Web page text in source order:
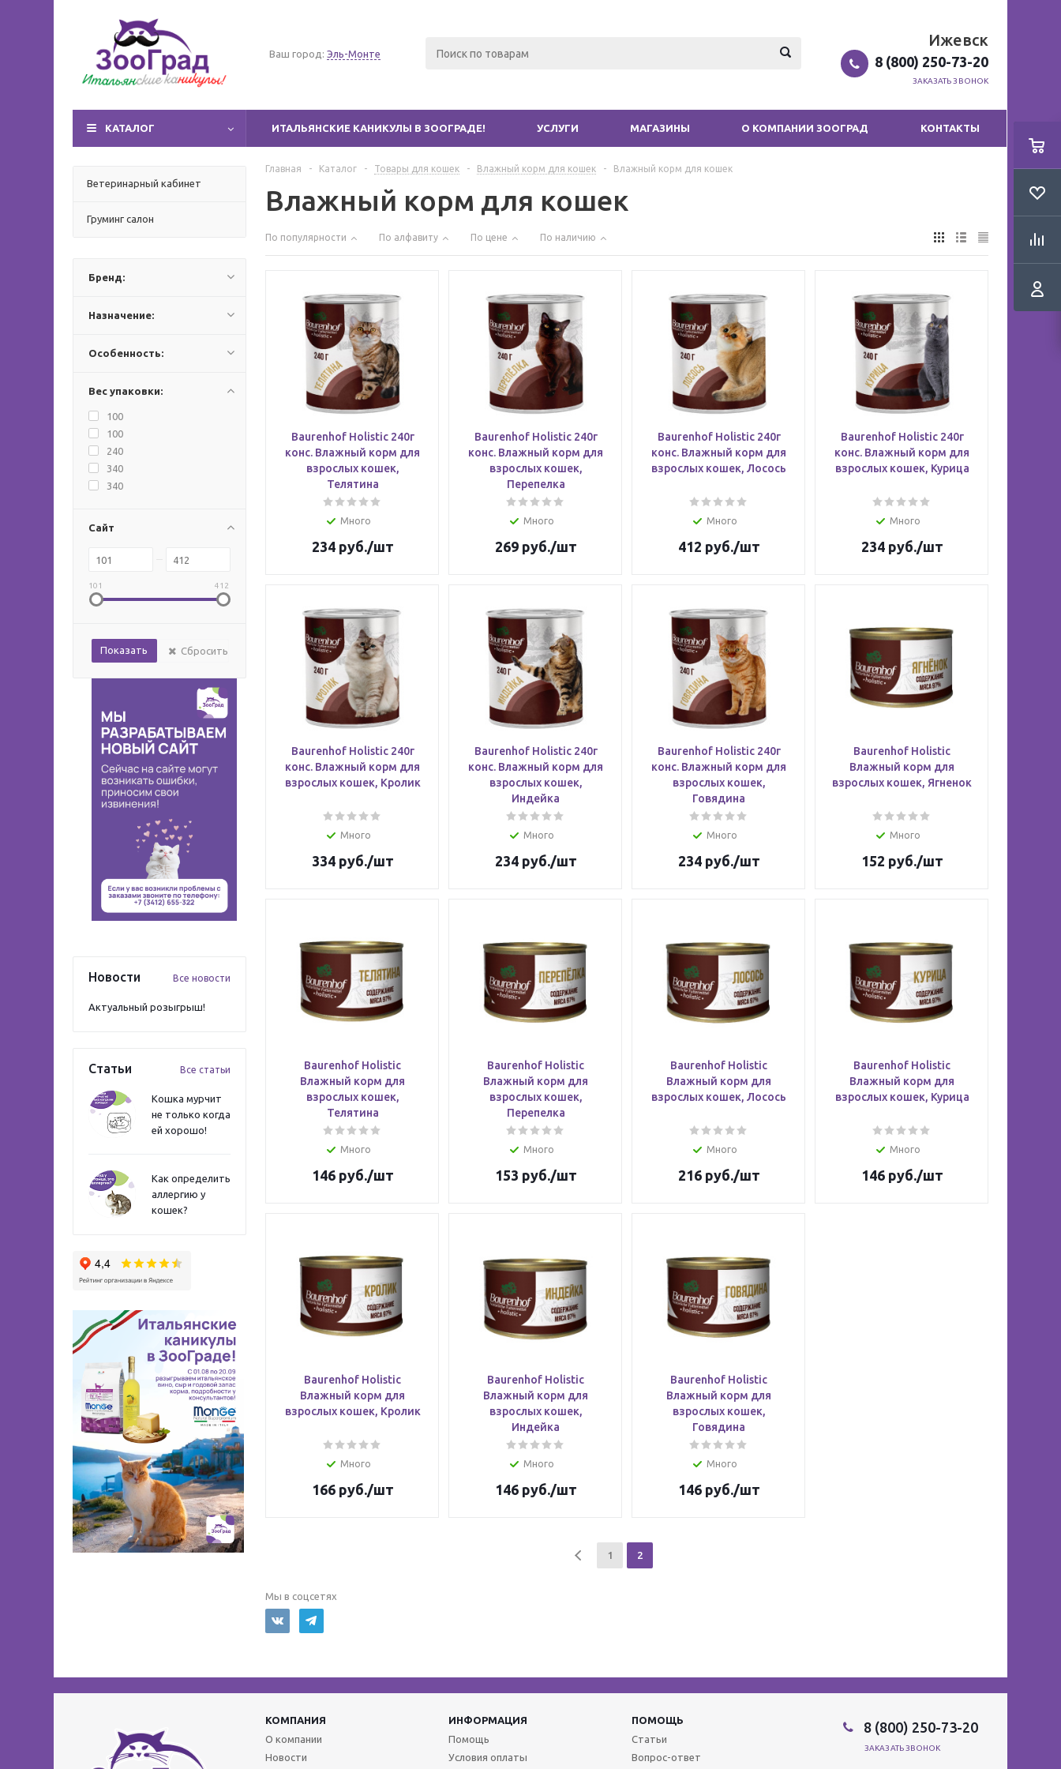
Ваш город: Эль-Монте
Ижевск
8 (800) 250-73-20
ЗАКАЗАТЬ ЗВОНОК
КАТАЛОГ ИТАЛЬЯНСКИЕ КАНИКУЛЫ В ЗООГРАДЕ! УСЛУГИ МАГАЗИНЫ О КОМПАНИИ ЗООГРАД КОНТАКТЫ
Ветеринарный кабинет
Груминг салон
Бренд:
Назначение:
Особенность:
Вес упаковки:
100
100
240
340
340
Сайт
101 412
Сбросить
Новости Все новости
Актуальный розыгрыш!
Статьи Все статьи
Кошка мурчит
не только когда
ей хорошо!
Как определить
аллергию у
кошек?
Главная - Каталог - Товары для кошек - Влажный корм для кошек - Влажный корм для кошек
Влажный корм для кошек
По популярности По алфавиту По цене По наличию
Baurenhof Holistic 240г
конс. Влажный корм для
взрослых кошек,
Телятина
Много
234руб./шт
Baurenhof Holistic 240г
конс. Влажный корм для
взрослых кошек,
Перепелка
Много
269руб./шт
Baurenhof Holistic 240г
конс. Влажный корм для
взрослых кошек, Лосось
Много
412 руб./шт
Baurenhof Holistic 240г
конс. Влажный корм для
взрослых кошек, Курица
Много
234руб./шт
Baurenhof Holistic 240г
конс. Влажный корм для
взрослых кошек, Кролик
Много
334руб./шт
Baurenhof Holistic 240г
конс. Влажный корм для
взрослых кошек,
Индейка
Много
234руб./шт
Baurenhof Holistic 240г
конс. Влажный корм для
взрослых кошек,
Говядина
Много
234руб./шт
Baurenhof Holistic
Влажный корм для
взрослых кошек, Ягненок
Много
152 руб./шт
Baurenhof Holistic
Влажный корм для
взрослых кошек,
Телятина
Много
146руб./шт
Baurenhof Holistic
Влажный корм для
взрослых кошек,
Перепелка
Много
153 руб./шт
Baurenhof Holistic
Влажный корм для
взрослых кошек, Лосось
Много
216руб./шт
Baurenhof Holistic
Влажный корм для
взрослых кошек, Курица
Много
146руб./шт
Baurenhof Holistic
Влажный корм для
взрослых кошек, Кролик
Много
166руб./шт
Baurenhof Holistic
Влажный корм для
взрослых кошек,
Индейка
Много
146руб./шт
Baurenhof Holistic
Влажный корм для
взрослых кошек,
Говядина
Много
146руб./шт
1 2
Мы в соцсетях
КОМПАНИЯ ИНФОРМАЦИЯ
ПОМОЩЬ
О компании
Новости
Помощь
Условия оплаты
Статьи
Вопрос-ответ
8 (800) 250-73-20
ЗАКАЗАТЬ ЗВОНОК